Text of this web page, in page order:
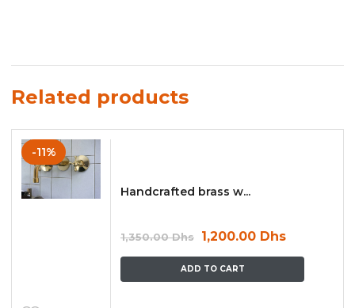
Related products
-11%
Handcrafted brass w...
1,350.00Dhs 1,200.00 Dhs
ADD TO CART